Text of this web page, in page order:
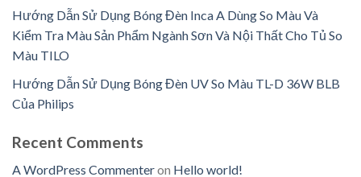
Hướng Dẫn Sử Dụng Bóng Đèn Inca A Dùng So Màu Và
Kiểm Tra Màu Sản Phẩm Ngành Sơn Và Nội Thất Cho Tủ So
Màu TILO
Hướng Dẫn Sử Dụng Bóng Đèn UV So Màu TL-D 36W BLB
Của Philips
Recent Comments
A WordPress Commenteron Hello world!